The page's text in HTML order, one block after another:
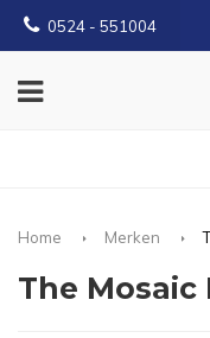
0524 - 551004
Home Merken
The Mosaic